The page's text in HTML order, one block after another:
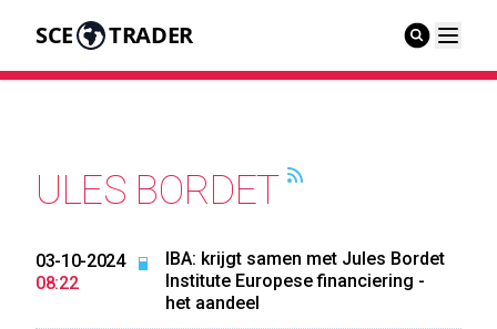
SCE TRADER
ULES BORDET
03-10-2024
08:22
IBA: krijgt samen met Jules Bordet
Institute Europese financiering -
het aandeel